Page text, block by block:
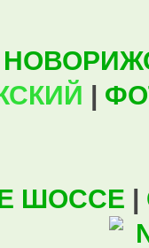
|
ШОССЕ |